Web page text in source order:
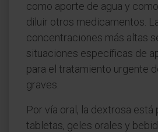
como aporte de agua y
diluir otros medicamentos.
concentraciones más altas
situaciones específicas de
para el tratamiento urgente
graves.
Por vía oral, la dextrosa está
tabletas, geles orales y